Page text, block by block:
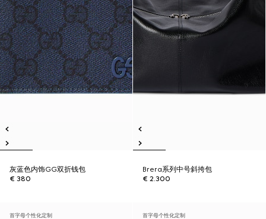
灰蓝色内饰GG双折钱包
€ 380
Brera系列中号斜挎包
€ 2.300
首字母个性化定制 首字母个性化定制